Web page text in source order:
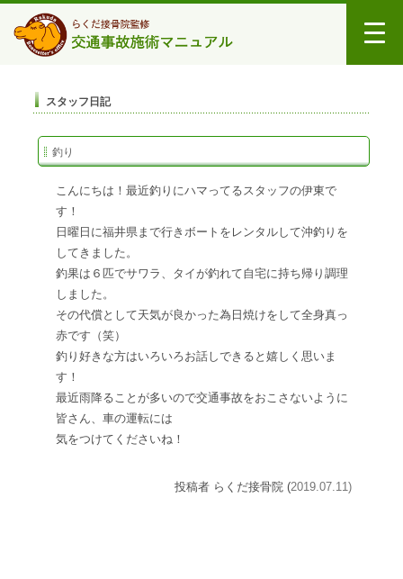
スタッフ日記
釣り
こんにちは！最近釣りにハマってるスタッフの伊東で
す！
日曜日に福井県まで行きボートをレンタルして沖釣りを
してきました。
釣果は６匹でサワラ、タイが釣れて自宅に持ち帰り調理
しました。
その代償として天気が良かった為日焼けをして全身真っ
赤です（笑）
釣り好きな方はいろいろお話しできると嬉しく思いま
す！
最近雨降ることが多いので交通事故をおこさないように
皆さん、車の運転には
気をつけてくださいね！
投稿者 らくだ接骨院 (2019.07.11)